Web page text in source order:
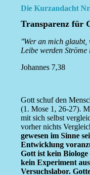
Die Kurzandacht
Transparenz für
''Wer an mich glaubt,
Leibe werden Ströme
Johannes 7,38
Gott schuf den
(1. Mose 1, 26-27).
mit sich selbst
vorher nichts
gewesen im Sinne
Entwicklung
Gott ist kein
kein Experiment
Versuchslabor.